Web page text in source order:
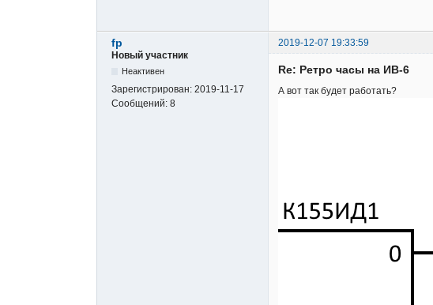
fp
2019-12-07 19:33:59
Новый участник
Неактивен
Зарегистрирован: 2019-11-17
Сообщений: 8
Re: Ретро часы на ИВ-6
А вот так будет работать?